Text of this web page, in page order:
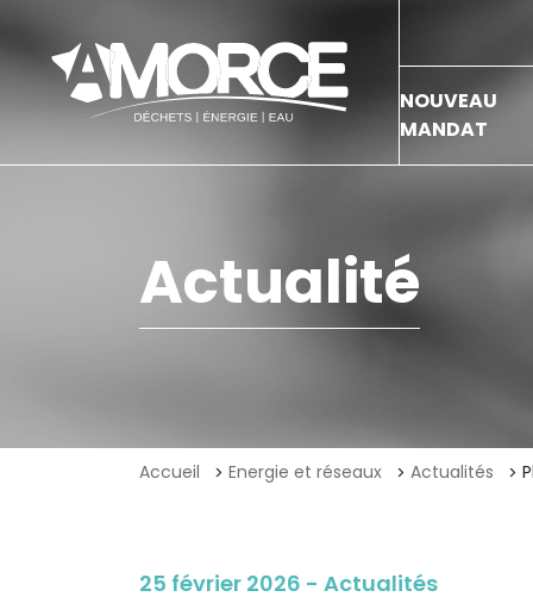
NOUVEAU
MANDAT
Actualité
Accueil Energie et réseaux Actualités
25 février 2026 - Actualités